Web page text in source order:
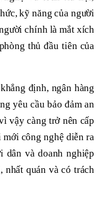
kỹ năng của người
chính là mắt xích
thủ đầu tiên của
định, ngân hàng
yêu cầu bảo đảm an
vậy càng trở nên cấp
công nghệ diễn ra
dân và doanh nghiệp
nhất quán và có trách